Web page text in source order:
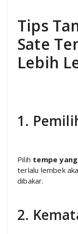
Tips
Sate
Lebih
1.
Pilih tempe
terlalu lembek
dibakar.
2.